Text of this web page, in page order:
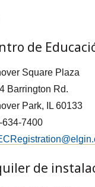
de
Square Plaza
Barrington Rd.
Park, IL 60133
634-7400
de